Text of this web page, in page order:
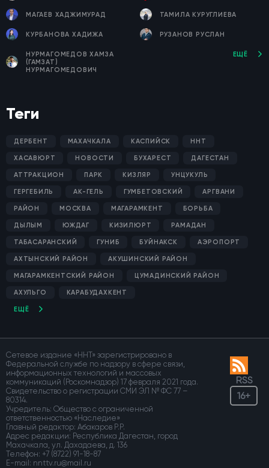
МАГАЕВ ХАДЖИМУРАД ТАМИЛА КУРУГЛИЕВА
КУРБАНОВА ХАДИЖА РУЗАНОВ РУСЛАН
НУРМАГОМЕДОВ ХАМЗА
(ГАМЗАТ)
НУРМАГОМЕДОВИЧ
ЕЩЁ
Теги
ДЕРБЕНТ МАХАЧКАЛА КАСПИЙСК ННТ
ХАСАВЮРТ НОВОСТИ БУХАРЕСТ ДАГЕСТАН
АТТРАКЦИОН ПАРК КИЗЛЯР УНЦУКУЛЬ
ГЕРГЕБИЛЬ АК-ГЕЛЬ ГУМБЕТОВСКИЙ АРГВАНИ
РАЙОН МОСКВА МАГАРАМКЕНТ БОРЬБА
ДЫЛЫМ ЮЖДАГ КИЗИЛЮРТ РАМАДАН
ТАБАСАРАНСКИЙ ГУНИБ БУЙНАКСК АЭРОПОРТ
АХТЫНСКИЙ РАЙОН АКУШИНСКИЙ РАЙОН
МАГАРАМКЕНТСКИЙ РАЙОН ЦУМАДИНСКИЙ РАЙОН
АХУЛЬГО КАРАБУДАХКЕНТ
ЕЩЁ
Сетевое издание «ННТ» зарегистрировано в
Федеральной службе по надзору в сфере связи,
информационных технологий и массовых
коммуникаций (Роскомнадзор) 17 февраля 2021 года.
Свидетельство о регистрации СМИ ЭЛ № ФС 77 –
80314.
Учредитель: Общество с ограниченной
ответственностью «Наследие»
Главный редактор: Абакаров Р.Р.
Адрес редакции: Республика Дагестан, город
Махачкала, ул. Дахадаева, д. 136
Телефон: +7 (8722) 91-18-87
E-mail:
RSS
16+